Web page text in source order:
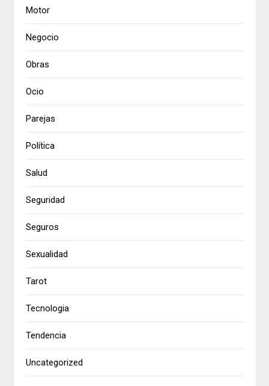
Motor
Negocio
Obras
Ocio
Parejas
Política
Salud
Seguridad
Seguros
Sexualidad
Tarot
Tecnologia
Tendencia
Uncategorized